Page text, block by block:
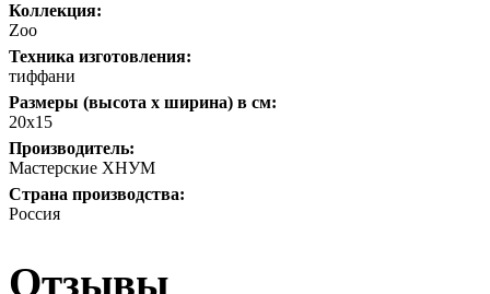
Коллекция:
Zoo
Техника изготовления:
тиффани
Размеры (высота х ширина) в см:
20х15
Производитель:
Мастерские ХНУМ
Страна производства:
Россия
Отзывы